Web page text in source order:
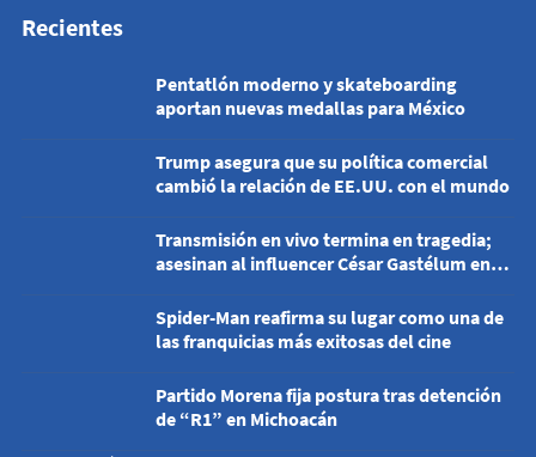
Recientes
Pentatlón moderno y skateboarding
aportan nuevas medallas para México
Trump asegura que su política comercial
cambió la relación de EE.UU. con el mundo
Transmisión en vivo termina en tragedia;
asesinan al influencer César Gastélum en
Spider-Man reafirma su lugar como una de
las franquicias más exitosas del cine
Partido Morena fija postura tras detención
de “R1” en Michoacán